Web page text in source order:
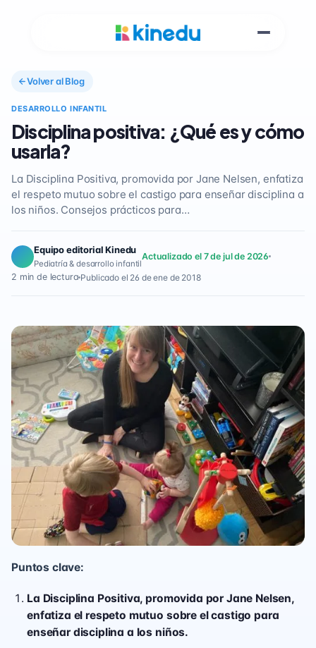
Volver al Blog
DESARROLLO INFANTIL
Disciplina positiva: ¿Qué es y cómo
usarla?
La Disciplina Positiva, promovida por Jane Nelsen, enfatiza
el respeto mutuo sobre el castigo para enseñar disciplina a
los niños. Consejos prácticos para…
Equipo editorial Kinedu
Pediatría & desarrollo infantil
Actualizado el 7 de jul de 2026
2 min de lectura Publicado el 26 de ene de 2018
Puntos clave:
La Disciplina Positiva, promovida por Jane Nelsen,
enfatiza el respeto mutuo sobre el castigo para
enseñar disciplina a los niños.